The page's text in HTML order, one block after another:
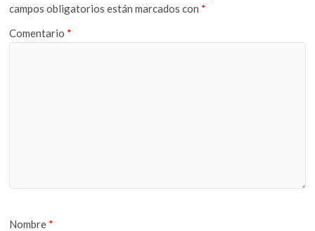
campos obligatorios están marcados con *
Comentario *
Nombre *